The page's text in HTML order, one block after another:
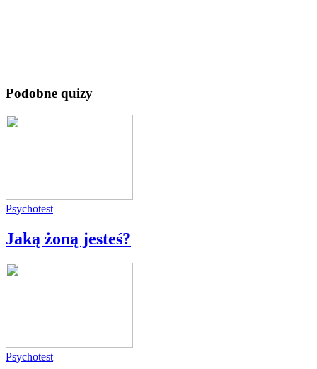
Podobne quizy
Psychotest
Jaką żoną jesteś?
Psychotest